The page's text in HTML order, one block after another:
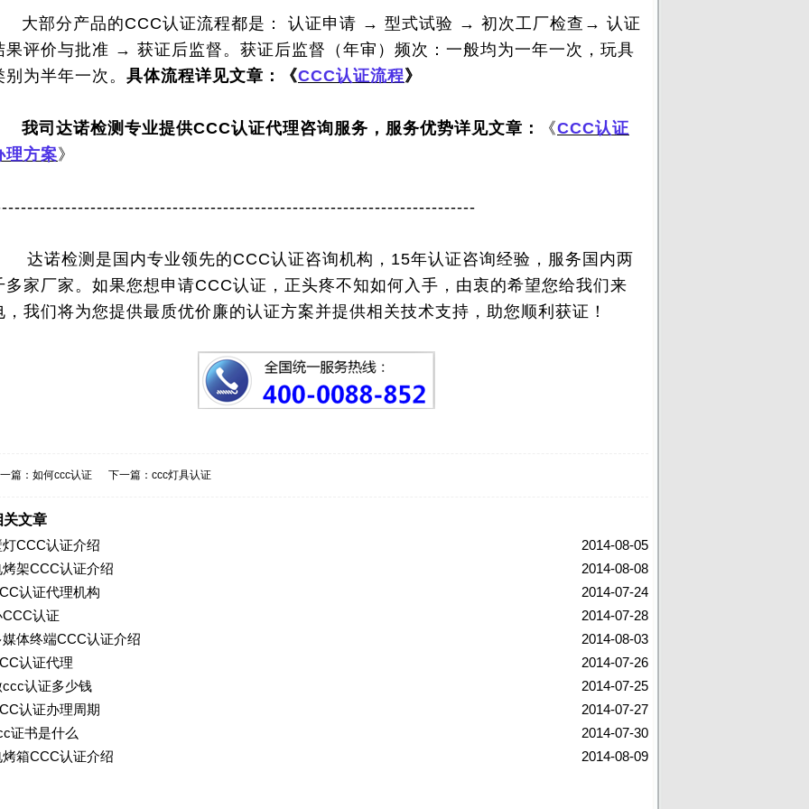
大部分产品的CCC认证流程都是： 认证申请 → 型式试验 → 初次工厂检查→ 认证
果评价与批准 → 获证后监督。获证后监督（年审）频次：一般均为一年一次，玩具
别为半年一次。 具体流程详见文章：《CCC认证流程》
我司达诺检测专业提供CCC认证代理咨询服务，服务优势详见文章： 《CCC认证
理方案》
诺检测是国内专业领先的CCC认证咨询机构，15年认证咨询经验，服务国内两
多家厂家。如果您想申请CCC认证，正头疼不知如何入手，由衷的希望您给我们来
，我们将为您提供最质优价廉的认证方案并提供相关技术支持，助您顺利获证！
篇： 如何ccc认证 下一篇： ccc灯具认证
关文章
2014-08-05
灯CCC认证介绍
2014-08-08
烤架CCC认证介绍
2014-07-24
认证代理机构
2014-07-28
CCC认证
2014-08-03
媒体终端CCC认证介绍
2014-07-26
认证代理
2014-07-25
ccc认证多少钱
2014-07-27
认证办理周期
2014-07-30
证书是什么
2014-08-09
烤箱CCC认证介绍